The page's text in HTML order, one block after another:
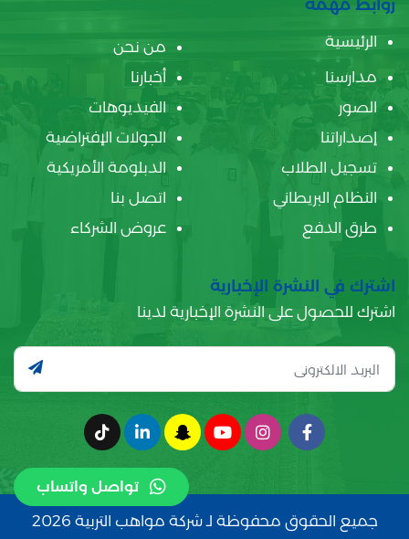
تواصل واتساب
روابط مهمة
الرئيسية
من نحن
مدارسنا
أخبارنا
الصور
الفيديوهات
إصداراتنا
الجولات الإفتراضية
تسجيل الطلاب
الدبلومة الأمريكية
النظام البريطاني
اتصل بنا
طرق الدفع
عروض الشركاء
اشترك في النشرة الإخبارية
اشترك للحصول على النشرة الإخبارية لدينا
جميع الحقوق محفوظة لـ شركة مواهب التربية 2026